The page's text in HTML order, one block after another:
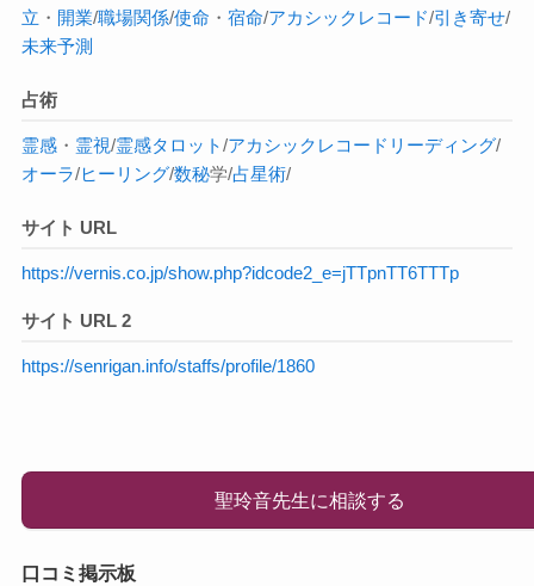
立 ・ 開業/職場関係/使命 ・ 宿命/アカシックレコード/引き寄せ/
未来予測
占術
霊感・ 霊視/霊感タロット/アカシックレコードリーディング/
オーラ/ヒーリング/数秘学/占星術/
サイト URL
https://vernis.co.jp/show.php?idcode2_e=jTTpnTT6TTTp
サイト URL 2
https://senrigan.info/staffs/profile/1860
聖玲音先生に相談する
口コミ掲示板